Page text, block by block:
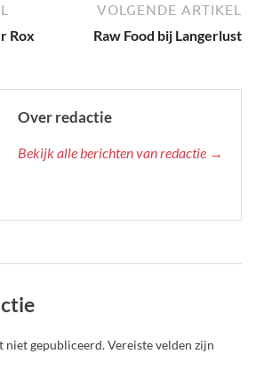
Rox
VOLGENDE ARTIKEL
Raw Food bij Langerlust
Over redactie
Bekijk alle berichten van redactie →
niet gepubliceerd.Vereiste velden zijn